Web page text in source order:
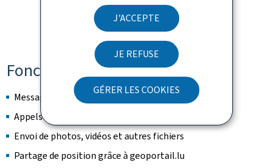
J'ACCEPTE
JE REFUSE
GÉRER LES COOKIES
Fonctionnalités principales
Messages textes et vocaux
Appels audio et vidéo
Envoi de photos, vidéos et autres fichiers
Partage de position grâce à geoportail.lu